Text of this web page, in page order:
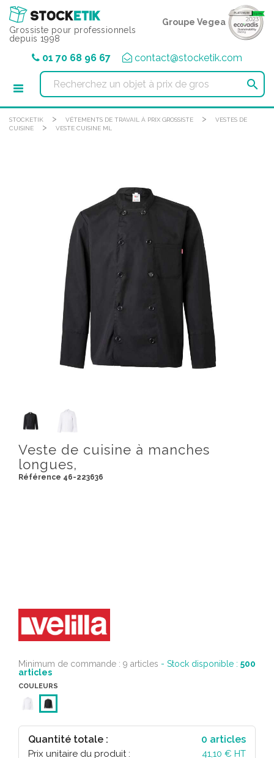
Grossiste pour professionnels
depuis 1998
Groupe Vegea
01 70 68 96 67 contact@stocketik.com

STOCKETIK > VÊTEMENTS DE TRAVAIL À PRIX GROSSISTE >
VESTES DE
CUISINE
> VESTE CUISINE ML
Veste de cuisine à manches
longues,
Référence 46-223636
Minimum de commande : 9 articles - Stock disponible : 500
articles
COULEURS
Quantité totale : 0 articles
Prix unitaire du produit : 41,10 € HT
Panneau de gestion des cookies